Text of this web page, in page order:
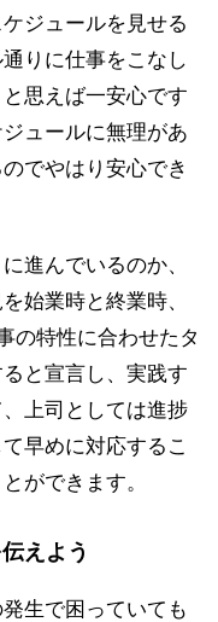
ジュールを見せる
りに仕事をこなし
思えば一安心です
ュールに無理があ
でやはり安心でき
進んでいるのか、
始業時と終業時、
の特性に合わせたタ
と宣言し、実践す
上司としては進捗
早めに対応するこ
ができます。
えよう
生で困っていても